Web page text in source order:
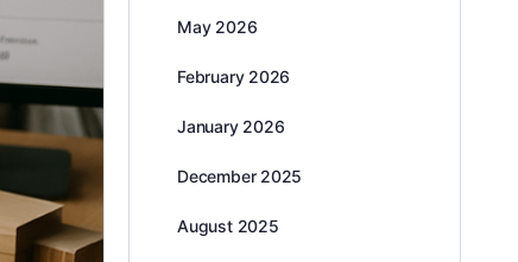
May 2026
February 2026
January 2026
December 2025
August 2025